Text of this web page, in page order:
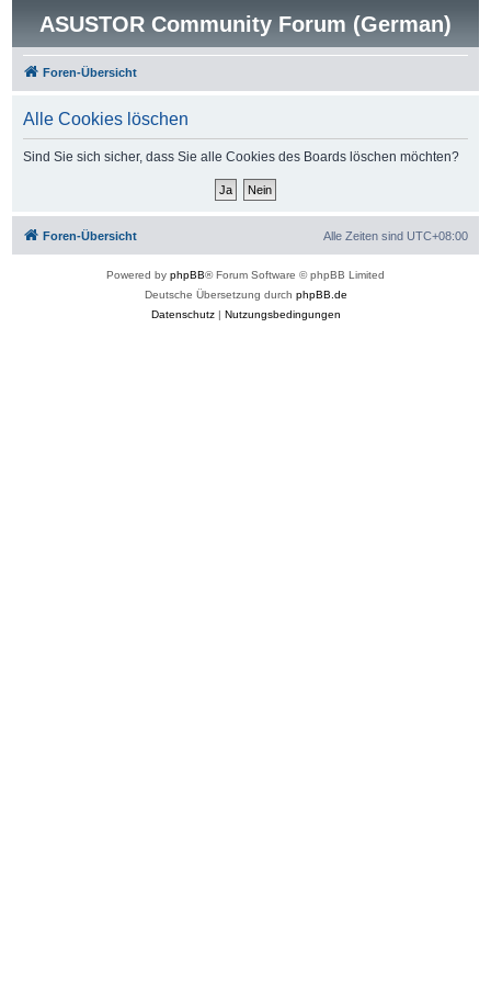
ASUSTOR Community Forum (German)
Foren-Übersicht
Alle Cookies löschen
Sind Sie sich sicher, dass Sie alle Cookies des Boards löschen möchten?
Foren-Übersicht Alle Zeiten sind UTC+08:00
Powered by phpBB® Forum Software © phpBB Limited
Deutsche Übersetzung durch phpBB.de
Datenschutz| Nutzungsbedingungen